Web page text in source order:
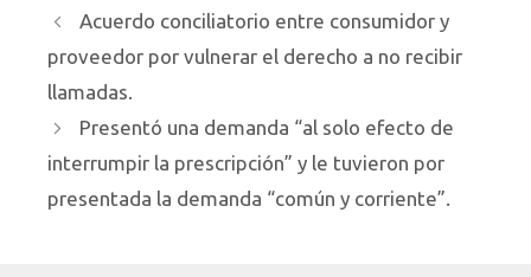
Acuerdo conciliatorio entre consumidor y
proveedor por vulnerar el derecho a no recibir
llamadas.
Presentó una demanda “al solo efecto de
interrumpir la prescripción” y le tuvieron por
presentada la demanda “común y corriente”.